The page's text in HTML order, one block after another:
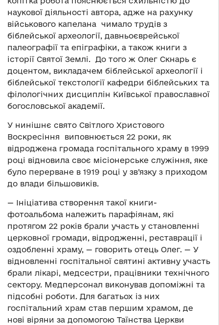
наукової діяльності автора, адже на рахунку
військового капелана чимало трудів з
біблейської археології, давньоєврейської
палеографії та епіграфіки, а також книги з
історії Святої Землі. До того ж Олег Скнарь є
доцентом, викладачем біблейської археології і
біблейської текстології кафедри біблейських та
філологічних дисциплін Київської православної
богословської академії.
У нинішнє свято Світлого Христового
Воскресіння виповнюється 22 роки, як
відроджена громада госпітального храму в 1999
році відновила своє місіонерське служіння, яке
було перерване в 1919 році у зв’язку з приходом
до влади більшовиків.
— Ініціатива створення такої книги-
фотоальбома належить парафіянам, які
протягом 22 років брали участь у становленні
церковної громади, відродженні, реставрації і
оздобленні храму, — говорить отець Олег. — У
відновленні госпітальної святині активну участь
брали лікарі, медсестри, працівники технічного
сектору. Медперсонал виконував допоміжні та
підсобні роботи. Для багатьох із них
госпітальний храм став першим храмом, де
нові віряни за допомогою Таїнства Церкви